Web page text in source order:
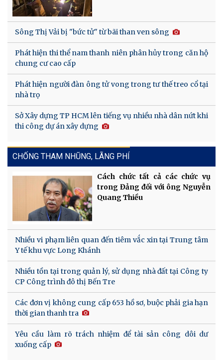
Sông Thị Vải bị "bức tử" từ bãi than ven sông
Phát hiện thi thể nam thanh niên phân hủy trong căn hộ
chung cư cao cấp
Phát hiện người đàn ông tử vong trong tư thế treo cổ tại
nhà trọ
Sở Xây dựng TP HCM lên tiếng vụ nhiều nhà dân nứt khi
thi công dự án xây dựng
CHỐNG THAM NHŨNG, LÃNG PHÍ
Cách chức tất cả các chức vụ
trong Đảng đối với ông Nguyễn
Quang Thiều
Nhiều vi phạm liên quan đến tiêm vắc xin tại Trung tâm
Y tế khu vực Long Khánh
Nhiều tồn tại trong quản lý, sử dụng nhà đất tại Công ty
CP Công trình đô thị Bến Tre
Các đơn vị không cung cấp 653 hồ sơ, buộc phải gia hạn
thời gian thanh tra
Yêu cầu làm rõ trách nhiệm để tài sản công dôi dư
xuống cấp